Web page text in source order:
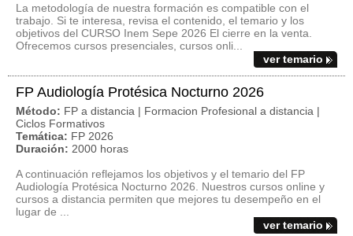
La metodología de nuestra formación es compatible con el
trabajo. Si te interesa, revisa el contenido, el temario y los
objetivos del CURSO Inem Sepe 2026 El cierre en la venta.
Ofrecemos cursos presenciales, cursos onli...
ver temario
FP Audiología Protésica Nocturno 2026
Método: FP a distancia | Formacion Profesional a distancia |
Ciclos Formativos
Temática: FP 2026
Duración: 2000 horas
A continuación reflejamos los objetivos y el temario del FP
Audiología Protésica Nocturno 2026. Nuestros cursos online y
cursos a distancia permiten que mejores tu desempeño en el
lugar de ...
ver temario